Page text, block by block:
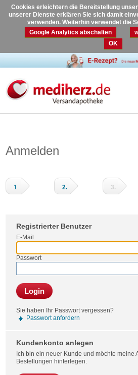
Cookies erleichtern die Bereitstellung
unserer Dienste erklären Sie sich damit
verwenden. Weiterhin verwendet die
Google Analytics abschalten
OK
Anmelden
1. 2. 3.
Registrierter Benutzer
E-Mail
Passwort
Login
Sie haben Ihr Passwort vergessen?
Passwort anfordern
Kundenkonto anlegen
Ich bin ein neuer Kunde und möchte meine
Bestellungen hinterlegen.